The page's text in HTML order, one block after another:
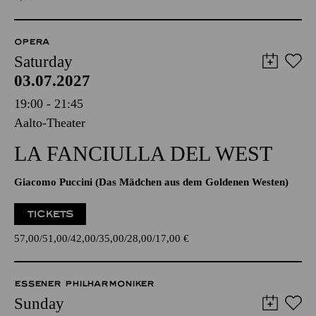
OPERA
Saturday
03.07.2027
19:00 - 21:45
Aalto-Theater
LA FANCIULLA DEL WEST
Giacomo Puccini (Das Mädchen aus dem Goldenen Westen)
TICKETS
57,00 51,00 42,00 35,00 28,00 17,00 €
ESSENER PHILHARMONIKER
Sunday